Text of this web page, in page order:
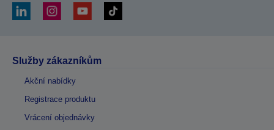
Služby zákazníkům
Akční nabídky
Registrace produktu
Vrácení objednávky